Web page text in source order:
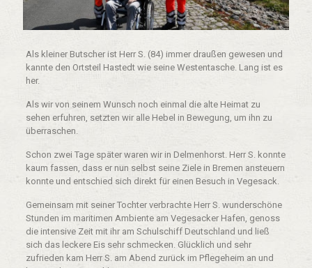
Als kleiner Butscher ist Herr S. (84) immer draußen gewesen und
kannte den Ortsteil Hastedt wie seine Westentasche. Lang ist es
her.
Als wir von seinem Wunsch noch einmal die alte Heimat zu
sehen erfuhren, setzten wir alle Hebel in Bewegung, um ihn zu
überraschen.
Schon zwei Tage später waren wir in Delmenhorst. Herr S. konnte
kaum fassen, dass er nun selbst seine Ziele in Bremen ansteuern
konnte und entschied sich direkt für einen Besuch in Vegesack.
Gemeinsam mit seiner Tochter verbrachte Herr S. wunderschöne
Stunden im maritimen Ambiente am Vegesacker Hafen, genoss
die intensive Zeit mit ihr am Schulschiff Deutschland und ließ
sich das leckere Eis sehr schmecken. Glücklich und sehr
zufrieden kam Herr S. am Abend zurück im Pflegeheim an und